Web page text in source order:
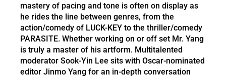
mastery of pacing and tone is often on display as
he rides the line between genres, from the
action/comedy of LUCK-KEY to the thriller/comedy
PARASITE. Whether working on or off set Mr. Yang
is truly a master of his artform. Multitalented
moderator Sook-Yin Lee sits with Oscar-nominated
editor Jinmo Yang for an in-depth conversation